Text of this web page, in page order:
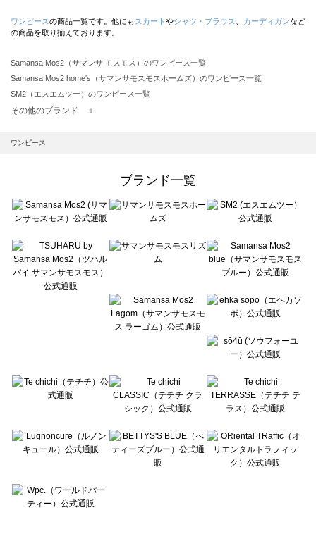
ワンピースの商品一覧です。他にも スカート やシャツ・ブラウス カーディガンなど
の商品を取り揃えております。
Samansa Mos2（サマンサ モスモス）のワンピース一覧
Samansa Mos2 home's（サマンサモスモスホームズ）のワンピース一覧
SM2（エスエムツー）のワンピース一覧
TSUHARU by Samansa Mos2（ツハルバイサマンサモスモス）のワンピース一覧
Samansa Mos2 blue（サマンサモスモス ブルー）のワンピース一覧
sō4ū（ソウフォーユー）のワンピース一覧
Te chichi（テチチ）のワンピース一覧
Te chichi CLASSIC（テチチ クラシック）のワンピース一覧
Lugnoncure（ルノンキュール）のワンピース一覧
BETTY'S BLUE（べティーズブルー）のワンピース一覧
Wpc.（ワールドパーティー）のワンピース一覧
その他のブランド ＋
ワンピース
ブランド一覧